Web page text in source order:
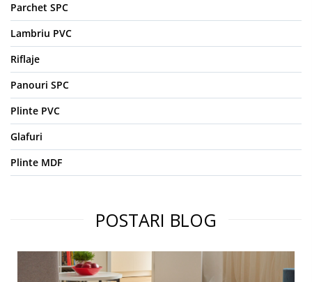
Parchet SPC
Lambriu PVC
Riflaje
Panouri SPC
Plinte PVC
Glafuri
Plinte MDF
POSTARI BLOG